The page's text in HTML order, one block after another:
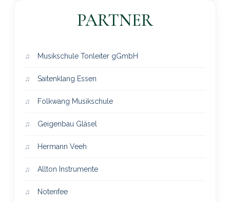
PARTNER
Musikschule Tonleiter gGmbH
Saitenklang Essen
Folkwang Musikschule
Geigenbau Gläsel
Hermann Veeh
Allton Instrumente
Notenfee